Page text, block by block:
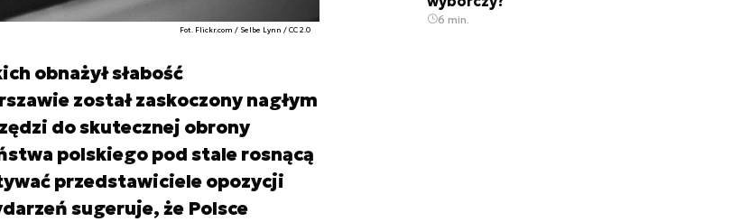
Fot. Flickr.com / Selbe Lynn / CC 2.0
obnażył słabość
został zaskoczony nagłym
do skutecznej obrony
polskiego pod stale rosnącą
przedstawiciele opozycji
sugeruje, że Polsce
6 min.